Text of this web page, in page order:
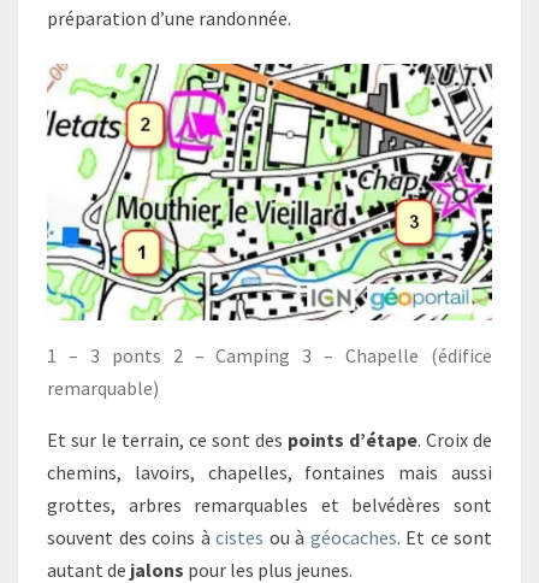
préparation d’une randonnée.
1 – 3 ponts 2 – Camping 3 – Chapelle (édifice
remarquable)
Et sur le terrain, ce sont des points d’étape. Croix de
chemins, lavoirs, chapelles, fontaines mais aussi
grottes, arbres remarquables et belvédères sont
souvent des coins à cistes ou à géocaches. Et ce sont
autant de jalons pour les plus jeunes.